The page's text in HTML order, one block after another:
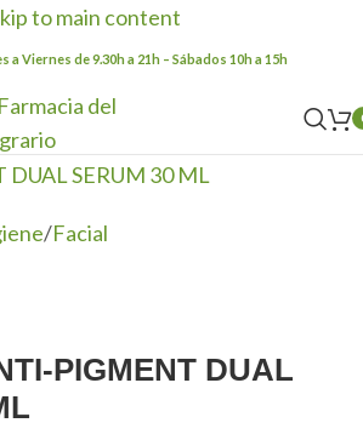
to main content
a Viernes de 9.30h a 21h – Sábados 10h a 15h
/Facial
PIGMENT DUAL